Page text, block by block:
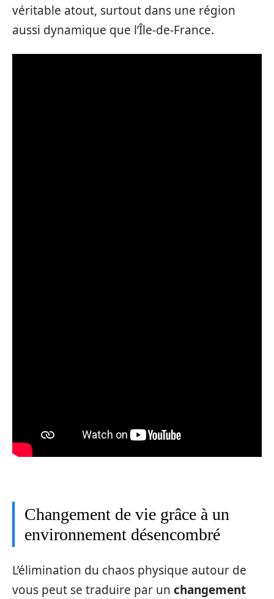
véritable atout, surtout dans une région
aussi dynamique que l’Île-de-France.
Changement de vie grâce à un
environnement désencombré
L’élimination du chaos physique autour de
vous peut se traduire par un changement